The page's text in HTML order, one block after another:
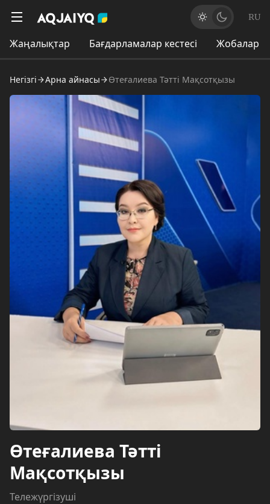
RU
Жаңалықтар Бағдарламалар кестесі Жобалар
Негізгі Арна айнасы Өтеғалиева Тәтті Мақсотқызы
Өтеғалиева Тәтті
Мақсотқызы
Тележүргізуші